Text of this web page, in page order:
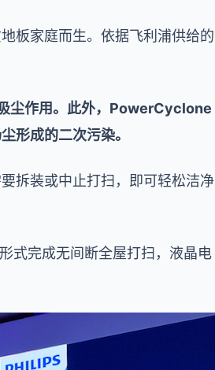
板家庭而生。依据飞利浦供给的
尘作用。此外，PowerCyclone
形成的二次污染。
拆装或中止打扫，即可轻松洁净
式完成无间断全屋打扫，液晶电